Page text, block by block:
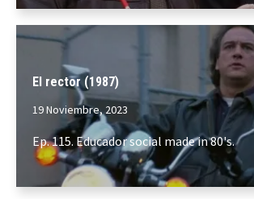
El rector (1987)
19 Noviembre, 2023
Ep. 115. Educador social made in 80's.